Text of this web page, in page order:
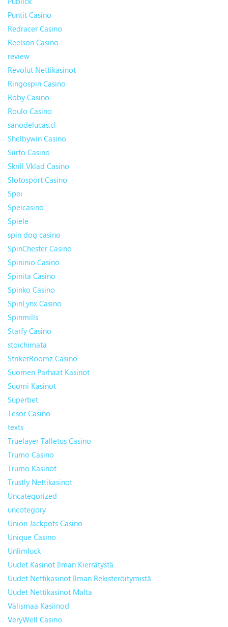
Puntit Casino
Redracer Casino
Reelson Casino
review
Revolut Nettikasinot
Ringospin Casino
Roby Casino
Roulo Casino
sanodelucas.cl
Shelbywin Casino
Siirto Casino
Skrill Vklad Casino
Slotosport Casino
Spei
Speicasino
Spiele
spin dog casino
SpinChester Casino
Spininio Casino
Spinita Casino
Spinko Casino
SpinLynx Casino
Spinmills
Starfy Casino
stoichimata
StrikerRoomz Casino
Suomen Parhaat Kasinot
Suomi Kasinot
Superbet
Tesor Casino
texts
Truelayer Talletus Casino
Trumo Casino
Trumo Kasinot
Trustly Nettikasinot
Uncategorized
uncotegory
Union Jackpots Casino
Unique Casino
Unlimluck
Uudet Kasinot Ilman Kierrätystä
Uudet Nettikasinot Ilman Rekisteröitymistä
Uudet Nettikasinot Malta
Välismaa Kasiinod
VeryWell Casino